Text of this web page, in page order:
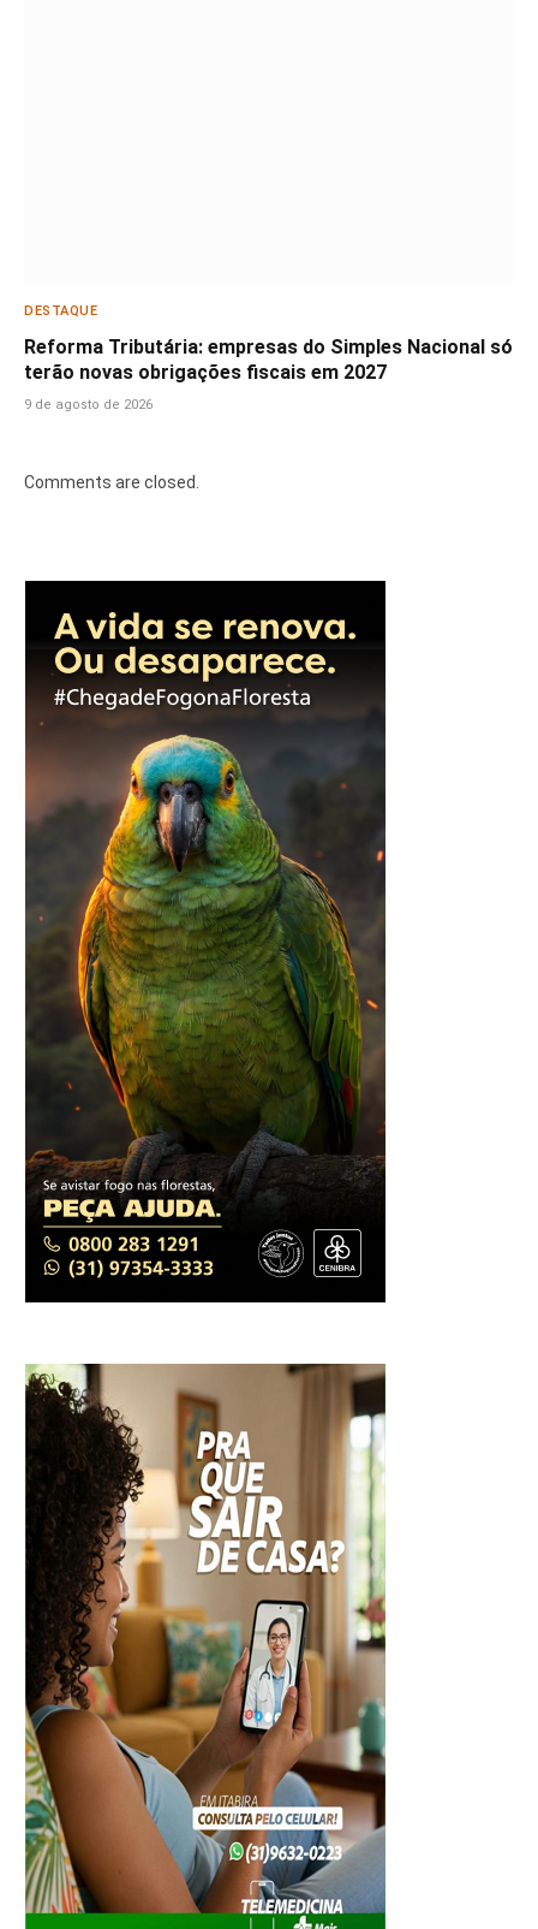
DESTAQUE
Reforma Tributária: empresas do Simples Nacional só
terão novas obrigações fiscais em 2027
9 de agosto de 2026
Comments are closed.